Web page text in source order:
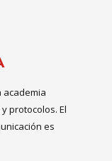
academia
protocolos. El
es